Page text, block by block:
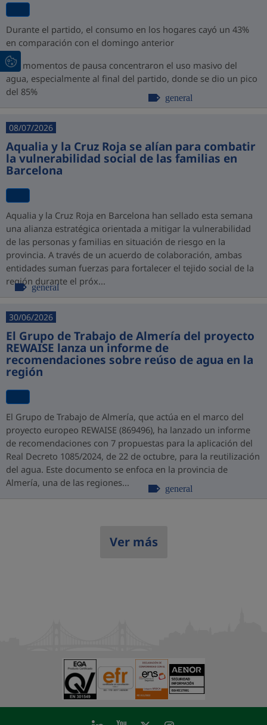
Durante el partido, el consumo en los hogares cayó un 43%
en comparación con el domingo anterior
Los momentos de pausa concentraron el uso masivo del
agua, especialmente al final del partido, donde se dio un pico
del 85%
general
08/07/2026
Aqualia y la Cruz Roja se alían para combatir
la vulnerabilidad social de las familias en
Barcelona
Aqualia y la Cruz Roja en Barcelona han sellado esta semana
una alianza estratégica orientada a mitigar la vulnerabilidad
de las personas y familias en situación de riesgo en la
provincia. A través de un acuerdo de colaboración, ambas
entidades suman fuerzas para fortalecer el tejido social de la
región durante el próx...
general
30/06/2026
El Grupo de Trabajo de Almería del proyecto
REWAISE lanza un informe de
recomendaciones sobre reúso de agua en la
región
El Grupo de Trabajo de Almería, que actúa en el marco del
proyecto europeo REWAISE (869496), ha lanzado un informe
de recomendaciones con 7 propuestas para la aplicación del
Real Decreto 1085/2024, de 22 de octubre, para la reutilización
del agua. Este documento se enfoca en la provincia de
Almería, una de las regiones...
general
Ver más